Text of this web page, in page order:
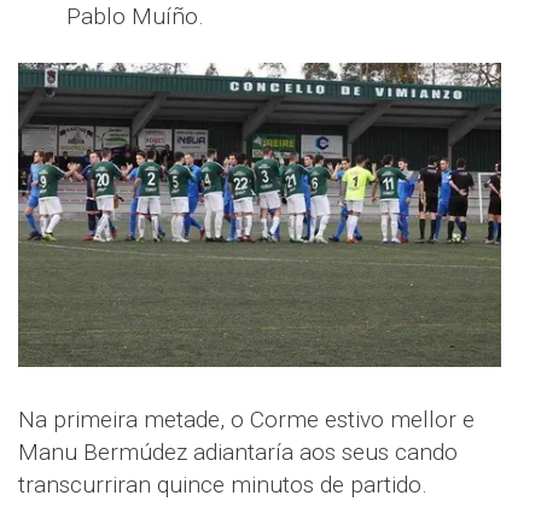
Pablo Muíño.
Na primeira metade, o Corme estivo mellor e
Manu Bermúdez adiantaría aos seus cando
transcurriran quince minutos de partido.